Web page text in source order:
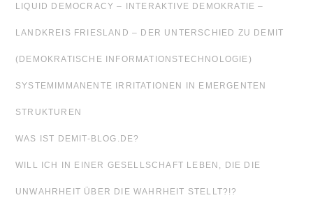
LIQUID DEMOCRACY – INTERAKTIVE DEMOKRATIE –
LANDKREIS FRIESLAND – DER UNTERSCHIED ZU DEMIT
(DEMOKRATISCHE INFORMATIONSTECHNOLOGIE)
SYSTEMIMMANENTE IRRITATIONEN IN EMERGENTEN
STRUKTUREN
WAS IST DEMIT-BLOG.DE?
WILL ICH IN EINER GESELLSCHAFT LEBEN, DIE DIE
UNWAHRHEIT ÜBER DIE WAHRHEIT STELLT?!?